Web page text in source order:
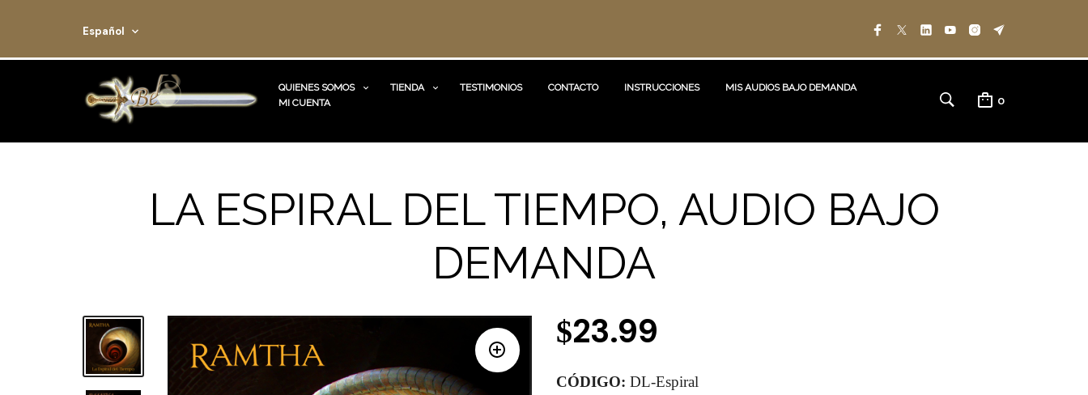
Español
QUIENES SOMOS TIENDA TESTIMONIOS CONTACTO INSTRUCCIONES
MIS AUDIOS BAJO DEMANDA
MI CUENTA
0
LA ESPIRAL DEL TIEMPO, AUDIO BAJO
DEMANDA
$23.99
CÓDIGO: DL-Espiral